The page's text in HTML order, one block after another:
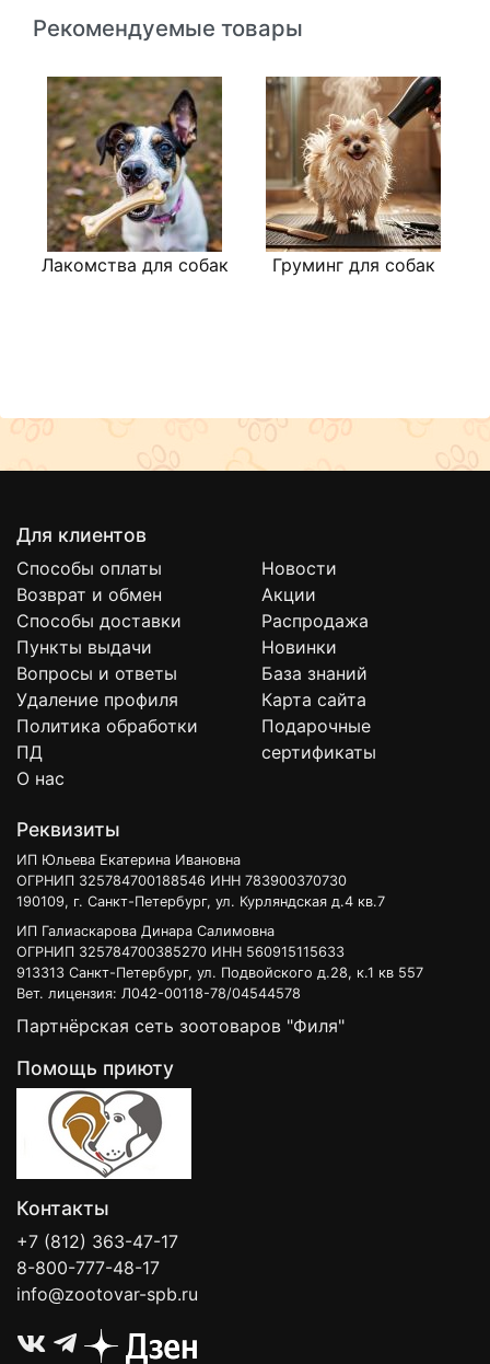
Рекомендуемые товары
Лакомства для собак
Груминг для собак
Для клиентов
Способы оплаты
Возврат и обмен
Способы доставки
Пункты выдачи
Вопросы и ответы
Удаление профиля
Политика обработки
ПД
О нас
Новости
Акции
Распродажа
Новинки
База знаний
Карта сайта
Подарочные
сертификаты
Реквизиты
ИП Юльева Екатерина Ивановна
ОГРНИП 325784700188546 ИНН 783900370730
190109, г. Санкт-Петербург, ул. Курляндская д.4 кв.7
ИП Галиаскарова Динара Салимовна
ОГРНИП 325784700385270 ИНН 560915115633
913313 Санкт-Петербург, ул. Подвойского д.28, к.1 кв 557
Вет. лицензия: Л042-00118-78/04544578
Партнёрская сеть зоотоваров "Филя"
Помощь приюту
Контакты
+7 (812) 363-47-17
8-800-777-48-17
info@zootovar-spb.ru